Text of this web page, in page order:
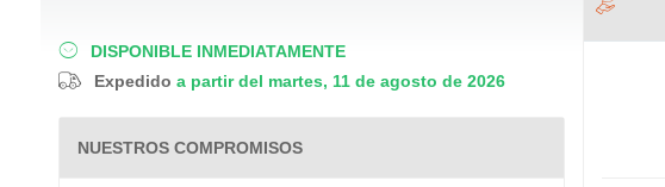
DISPONIBLE INMEDIATAMENTE
Expedido a partir del martes, 11 de agosto de 2026
NUESTROS COMPROMISOS